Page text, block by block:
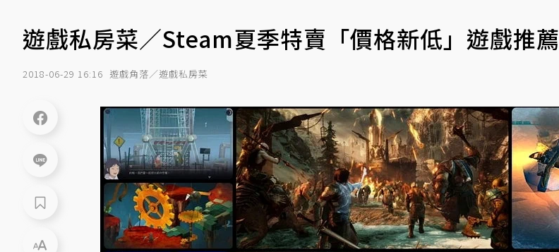
遊戲私房菜／Steam夏季特賣「價格新低」遊戲推薦
2018-06-29 16:16 遊戲角落／遊戲私房菜